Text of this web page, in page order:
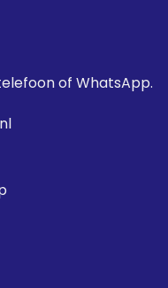
of WhatsApp.